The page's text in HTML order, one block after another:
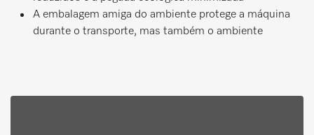
A embalagem amiga do ambiente protege a máquina
durante o transporte, mas também o ambiente